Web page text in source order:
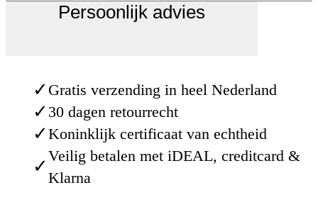
Persoonlijk advies
✓ Gratis verzending in heel Nederland
✓ 30 dagen retourrecht
✓Koninklijk certificaat van echtheid
✓
Veilig betalen met iDEAL, creditcard &
Klarna